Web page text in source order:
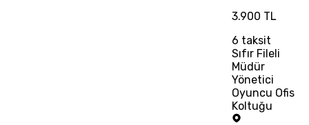
3.900 TL
6 taksit
Sıfır Fileli
Müdür
Yönetici
Oyuncu Ofis
Koltuğu